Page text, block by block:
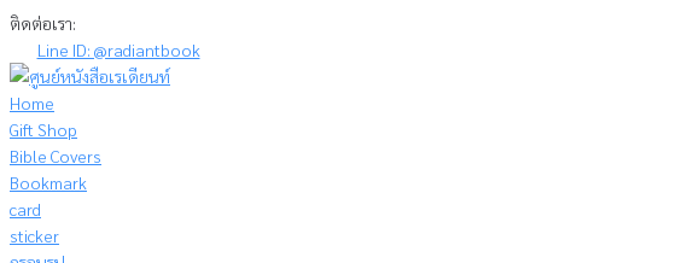
Skip
content
ติดต่อเรา:
Line ID: @radiantbook
Home
Gift Shop
Bible Covers
Bookmark
card
sticker